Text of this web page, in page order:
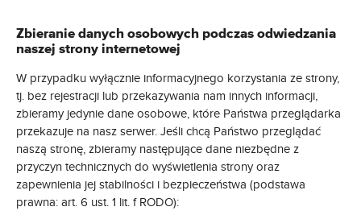
Zbieranie danych osobowych podczas odwiedzania
naszej strony internetowej
W przypadku wyłącznie informacyjnego korzystania ze strony,
tj. bez rejestracji lub przekazywania nam innych informacji,
zbieramy jedynie dane osobowe, które Państwa przeglądarka
przekazuje na nasz serwer. Jeśli chcą Państwo przeglądać
naszą stronę, zbieramy następujące dane niezbędne z
przyczyn technicznych do wyświetlenia strony oraz
zapewnienia jej stabilności i bezpieczeństwa (podstawa
prawna: art. 6 ust. 1 lit. f RODO):